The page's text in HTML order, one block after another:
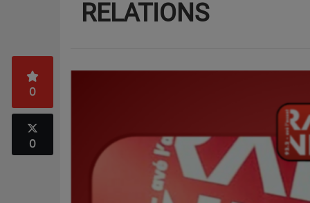
RELATIONS
0
0